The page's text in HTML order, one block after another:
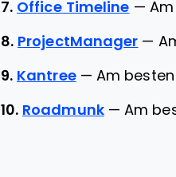
7. Office Timeline —
8. ProjectManager —
9. Kantree — Am
10. Roadmunk —Am